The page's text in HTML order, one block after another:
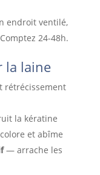
endroit ventilé,
24-48h.
la laine
rétrécissement
la kératine
et abîme
— arrache les